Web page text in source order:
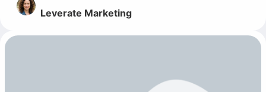
Leverate Marketing